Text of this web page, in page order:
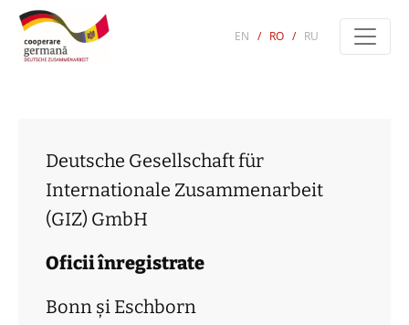
EN / RO / RU
Deutsche Gesellschaft für
Internationale Zusammenarbeit
(GIZ) GmbH
Oficii înregistrate
Bonn și Eschborn